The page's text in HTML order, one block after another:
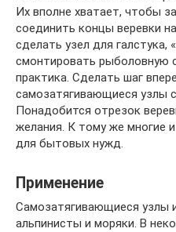
Их вполне хватает, чтобы
соединить концы веревки
сделать узел для галстука,
смонтировать рыболовную
практика. Сделать шаг
самозатягивающиеся узлы
Понадобится отрезок
желания. К тому же многие
для бытовых нужд.
Применение
Самозатягивающиеся узлы
альпинисты и моряки. В